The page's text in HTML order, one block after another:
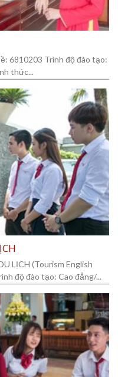
6810203 Trình độ đào tạo:
thức...
LỊCH (Tourism English
độ đào tạo: Cao đẳng/...